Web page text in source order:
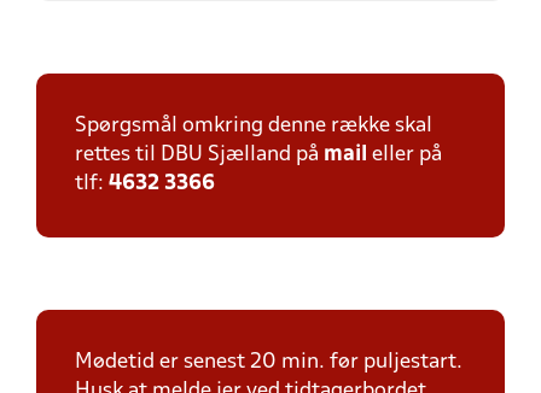
Spørgsmål omkring denne række skal
rettes til DBU Sjælland på mail eller på
tlf: 4632 3366
Mødetid er senest 20 min. før puljestart.